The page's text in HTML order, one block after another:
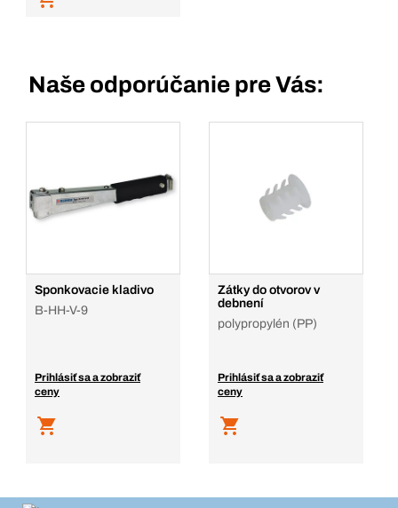
Naše odporúčanie pre Vás:
Sponkovacie kladivo
B-HH-V-9
Prihlásiť sa a zobraziť
ceny
Zátky do otvorov v
debnení
polypropylén (PP)
Prihlásiť sa a zobraziť
ceny